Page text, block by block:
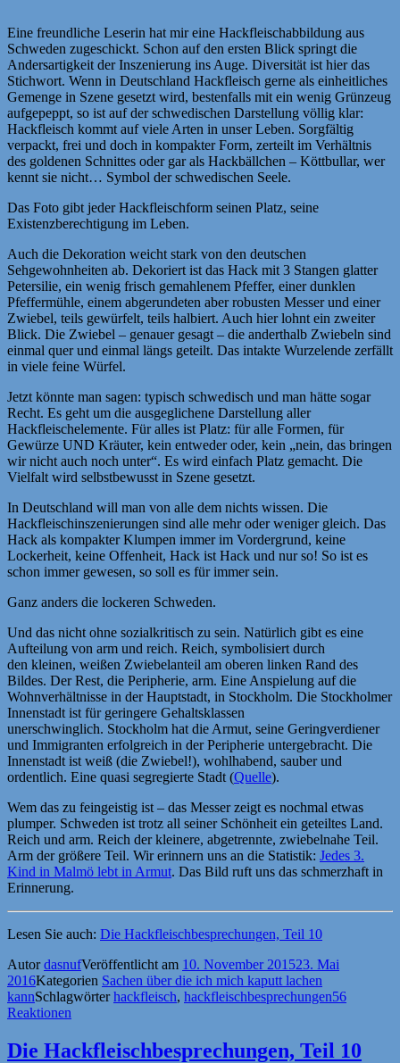
Eine freundliche Leserin hat mir eine Hackfleischabbildung aus
Schweden zugeschickt. Schon auf den ersten Blick springt die
Andersartigkeit der Inszenierung ins Auge. Diversität ist hier das
Stichwort. Wenn in Deutschland Hackfleisch gerne als einheitliches
Gemenge in Szene gesetzt wird, bestenfalls mit ein wenig Grünzeug
aufgepeppt, so ist auf der schwedischen Darstellung völlig klar:
Hackfleisch kommt auf viele Arten in unser Leben. Sorgfältig
verpackt, frei und doch in kompakter Form, zerteilt im Verhältnis
des goldenen Schnittes oder gar als Hackbällchen – Köttbullar, wer
kennt sie nicht… Symbol der schwedischen Seele.
Das Foto gibt jeder Hackfleischform seinen Platz, seine
Existenzberechtigung im Leben.
Auch die Dekoration weicht stark von den deutschen
Sehgewohnheiten ab. Dekoriert ist das Hack mit 3 Stangen glatter
Petersilie, ein wenig frisch gemahlenem Pfeffer, einer dunklen
Pfeffermühle, einem abgerundeten aber robusten Messer und einer
Zwiebel, teils gewürfelt, teils halbiert. Auch hier lohnt ein zweiter
Blick. Die Zwiebel – genauer gesagt – die anderthalb Zwiebeln sind
einmal quer und einmal längs geteilt. Das intakte Wurzelende zerfällt
in viele feine Würfel.
Jetzt könnte man sagen: typisch schwedisch und man hätte sogar
Recht. Es geht um die ausgeglichene Darstellung aller
Hackfleischelemente. Für alles ist Platz: für alle Formen, für
Gewürze UND Kräuter, kein entweder oder, kein „nein, das bringen
wir nicht auch noch unter“. Es wird einfach Platz gemacht. Die
Vielfalt wird selbstbewusst in Szene gesetzt.
In Deutschland will man von alle dem nichts wissen. Die
Hackfleischinszenierungen sind alle mehr oder weniger gleich. Das
Hack als kompakter Klumpen immer im Vordergrund, keine
Lockerheit, keine Offenheit, Hack ist Hack und nur so! So ist es
schon immer gewesen, so soll es für immer sein.
Ganz anders die lockeren Schweden.
Und das nicht ohne sozialkritisch zu sein. Natürlich gibt es eine
Aufteilung von arm und reich. Reich, symbolisiert durch
den kleinen, weißen Zwiebelanteil am oberen linken Rand des
Bildes. Der Rest, die Peripherie, arm. Eine Anspielung auf die
Wohnverhältnisse in der Hauptstadt, in Stockholm. Die Stockholmer
Innenstadt ist für geringere Gehaltsklassen
unerschwinglich. Stockholm hat die Armut, seine Geringverdiener
und Immigranten erfolgreich in der Peripherie untergebracht. Die
Innenstadt ist weiß (die Zwiebel!), wohlhabend, sauber und
ordentlich. Eine quasi segregierte Stadt (Quelle).
Wem das zu feingeistig ist – das Messer zeigt es nochmal etwas
plumper. Schweden ist trotz all seiner Schönheit ein geteiltes Land.
Reich und arm. Reich der kleinere, abgetrennte, zwiebelnahe Teil.
Arm der größere Teil. Wir erinnern uns an die Statistik: Jedes 3.
Kind in Malmö lebt in Armut. Das Bild ruft uns das schmerzhaft in
Erinnerung.
Lesen Sie auch: Die Hackfleischbesprechungen, Teil 10
AutordasnufVeröffentlicht am 10. November 201523. Mai
2016Kategorien Sachen über die ich mich kaputt lachen
kannSchlagwörterhackfleisch, hackfleischbesprechungen56
Reaktionen
Die Hackfleischbesprechungen, Teil 10